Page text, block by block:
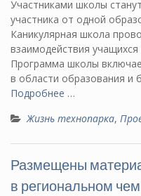
Участниками школы
участника от одной
Каникулярная школа
взаимодействия
Программа школы
в области образования и
Подробнее …
Жизнь технопарка,
Размещены
в региональном